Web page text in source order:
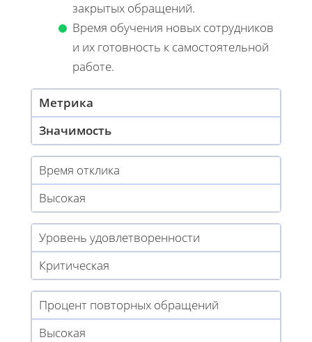
закрытых обращений.
Время обучения новых сотрудников
и их готовность к самостоятельной
работе.
Метрика
Значимость
Время отклика
Высокая
Уровень удовлетворенности
Критическая
Процент повторных обращений
Высокая